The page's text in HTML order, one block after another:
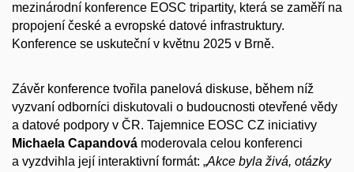
mezinárodní konference EOSC tripartity, která se zaměří na
propojení české a evropské datové infrastruktury.
Konference se uskuteční v květnu 2025 v Brně.
Závěr konference tvořila panelová diskuse, během níž
vyzvaní odborníci diskutovali o budoucnosti otevřené vědy
a datové podpory v ČR. Tajemnice EOSC CZ iniciativy
Michaela Capandová moderovala celou konferenci
a vyzdvihla její interaktivní formát: „Akce byla živá, otázky